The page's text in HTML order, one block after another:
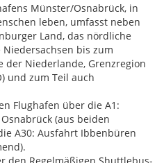
Münster/Osnabrück, in
leben, umfasst neben
Land, das nördliche
bis zum
der Niederlande, Grenzregion
und zum Teil auch
Flughafen über die A1:
(aus beiden
A30: Ausfahrt Ibbenbüren
den Regelmäßigen Shuttlebus-